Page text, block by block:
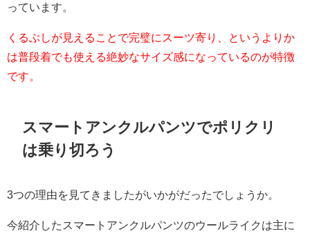
っています。
くるぶしが見えることで完璧にスーツ寄り、というよりか
は普段着でも使える絶妙なサイズ感になっているのが特徴
です。
スマートアンクルパンツでポリクリ
は乗り切ろう
3つの理由を見てきましたがいかがだったでしょうか。
今紹介したスマートアンクルパンツのウールライクは主に